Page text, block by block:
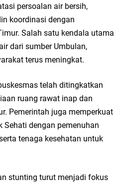
persoalan air bersih,
koordinasi dengan
Salah satu kendala utama
dari sumber Umbulan,
terus meningkat.
telah ditingkatkan
ruang rawat inap dan
Pemerintah juga memperkuat
Sehati dengan pemenuhan
tenaga kesehatan untuk
stunting turut menjadi fokus